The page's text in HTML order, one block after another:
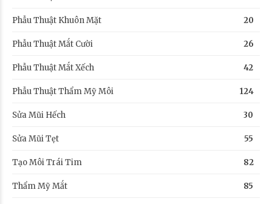
Phẫu Thuật Khuôn Mặt 20
Phẫu Thuật Mắt Cười 26
Phẫu Thuật Mắt Xếch 42
Phẫu Thuật Thẩm Mỹ Môi 124
Sửa Mũi Hếch 30
Sửa Mũi Tẹt 55
Tạo Môi Trái Tim 82
Thẩm Mỹ Mắt 85